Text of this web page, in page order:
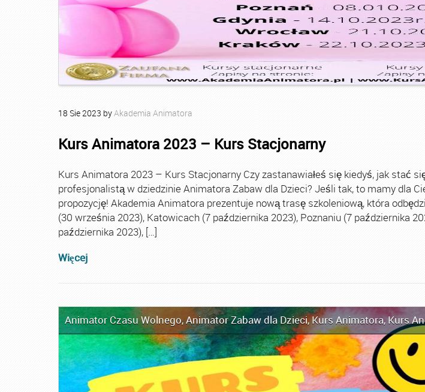
18 Sie2023 byAkademia Animatora
Kurs Animatora 2023 – Kurs Stacjonarny
Kurs Animatora 2023 – Kurs Stacjonarny Czy zastanawiałeś się kiedyś, jak stać
profesjonalistą w dziedzinie Animatora Zabaw dla Dzieci? Jeśli tak, to mamy dla
propozycję! Akademia Animatora prezentuje nową trasę szkoleniową, która
(30 września 2023), Katowicach (7 października 2023), Poznaniu (7 października
października 2023), […]
Więcej
Animator Czasu Wolnego,Animator Zabaw dla Dzieci,Kurs Animatora,Kurs